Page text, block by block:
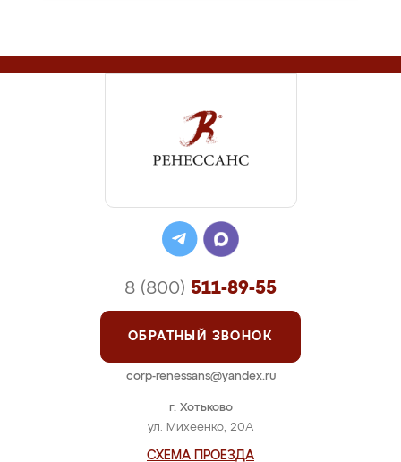
г. Хотьково
ул. Михеенко, 20А
СХЕМА ПРОЕЗДА
8 (800) 511-89-55
ОБРАТНЫЙ ЗВОНОК
corp-renessans@yandex.ru